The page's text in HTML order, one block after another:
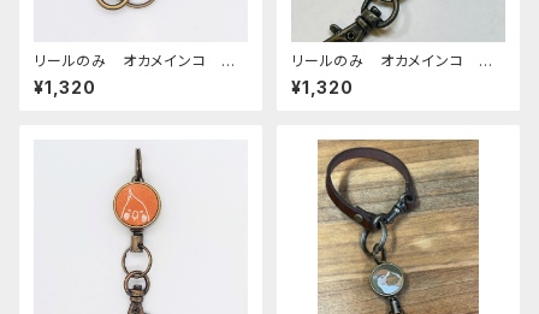
リールのみ オカメインコ モノ
トーン ブラウン おかめいん
こ
¥1,320
リールのみ オカメインコ シ
ナモンパール レッドブラウン
REDBROWN ぽわんシリー
¥1,320